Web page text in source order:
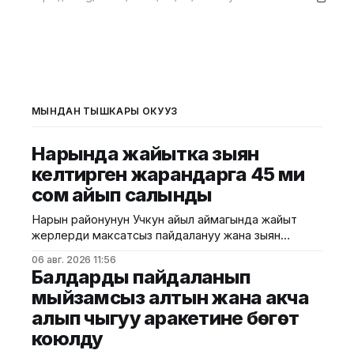
МЫНДАН ТЫШКАРЫ ОКУҢУЗ
Нарында жайытка зыян
келтирген жарандарга 45 миң
сом айып салынды
Нарын районунун Учкун айыл аймагында жайыт
жерлерди максатсыз пайдалануу жана зыян
чарба министрлигинин басма сөз кызматы
билдирди. Жерди жана сууну көзөмөлдөө боюнча
кызматтын аймактык башкармалыгы жүргүзгөн
текшерүүдө малчылар "Жашыл Учкун" муниципалдык
ишканасы бекиткен тартипти сактайбай, өрөөндөгү
жаздоо жана кыштоо жайыттарына мал жаюуну
06 авг. 2026 11:56
Балдарды пайдаланып
мыйзамсыз алтын жана акча
алып чыгуу аракетине бөгөт
коюлду